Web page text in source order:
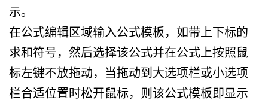
示。
在公式编辑区域输入公式模板，如带上下标的
求和符号，然后选择该公式并在公式上按照鼠
标左键不放拖动，当拖动到大选项栏或小选项
栏合适位置时松开鼠标，则该公式模板即显示